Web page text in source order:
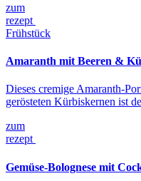
zum
rezept
Frühstück
Amaranth mit Beeren &
Dieses cremige Amaranth-
gerösteten Kürbiskernen ist
zum
rezept
Gemüse-Bolognese mit